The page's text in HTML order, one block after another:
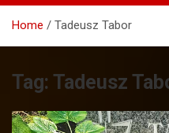
Home Tadeusz Tabor
Tag: Tadeusz